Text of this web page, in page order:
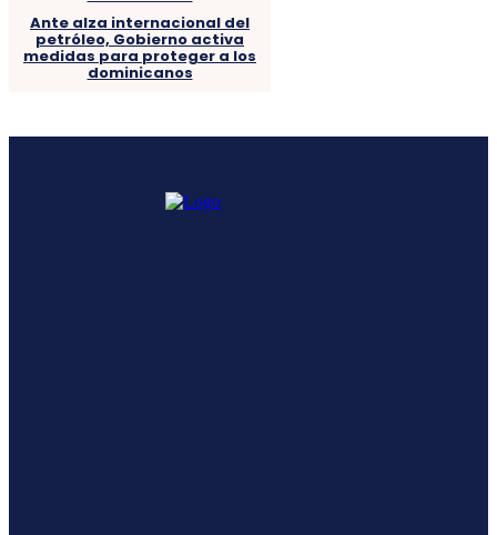
Ante alza internacional del
petróleo, Gobierno activa
medidas para proteger a los
dominicanos